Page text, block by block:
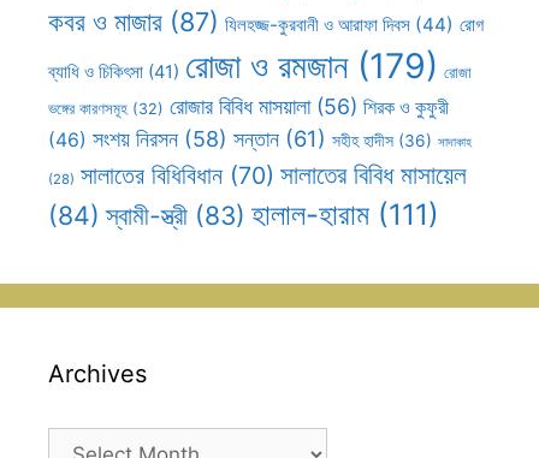
কবর ও মাজার (87) যিলহজ্জ-কুরবানী ও আরাফা দিবস (44) রোগ
ব্যাধি ও চিকিৎসা (41) রোজা ও রমজান(179) রোজা
ভঙ্গের কারণসমূহ (32) রোজার বিবিধ মাসয়ালা(56) শিরক ও কুফুরী
(46) সংশয় নিরসন (58) সন্তান (61) সহীহ হাদীস (36) সাদাকাহ
(28) সালাতের বিধিবিধান (70) সালাতের বিবিধ মাসায়েল
(84) স্বামী-স্ত্রী (83) হালাল-হারাম (111)
Archives
Archives